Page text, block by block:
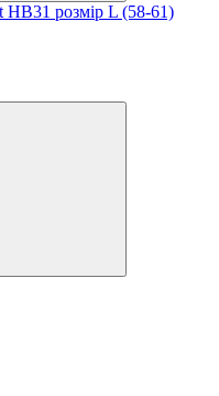
HB31 розмір L (58-61)